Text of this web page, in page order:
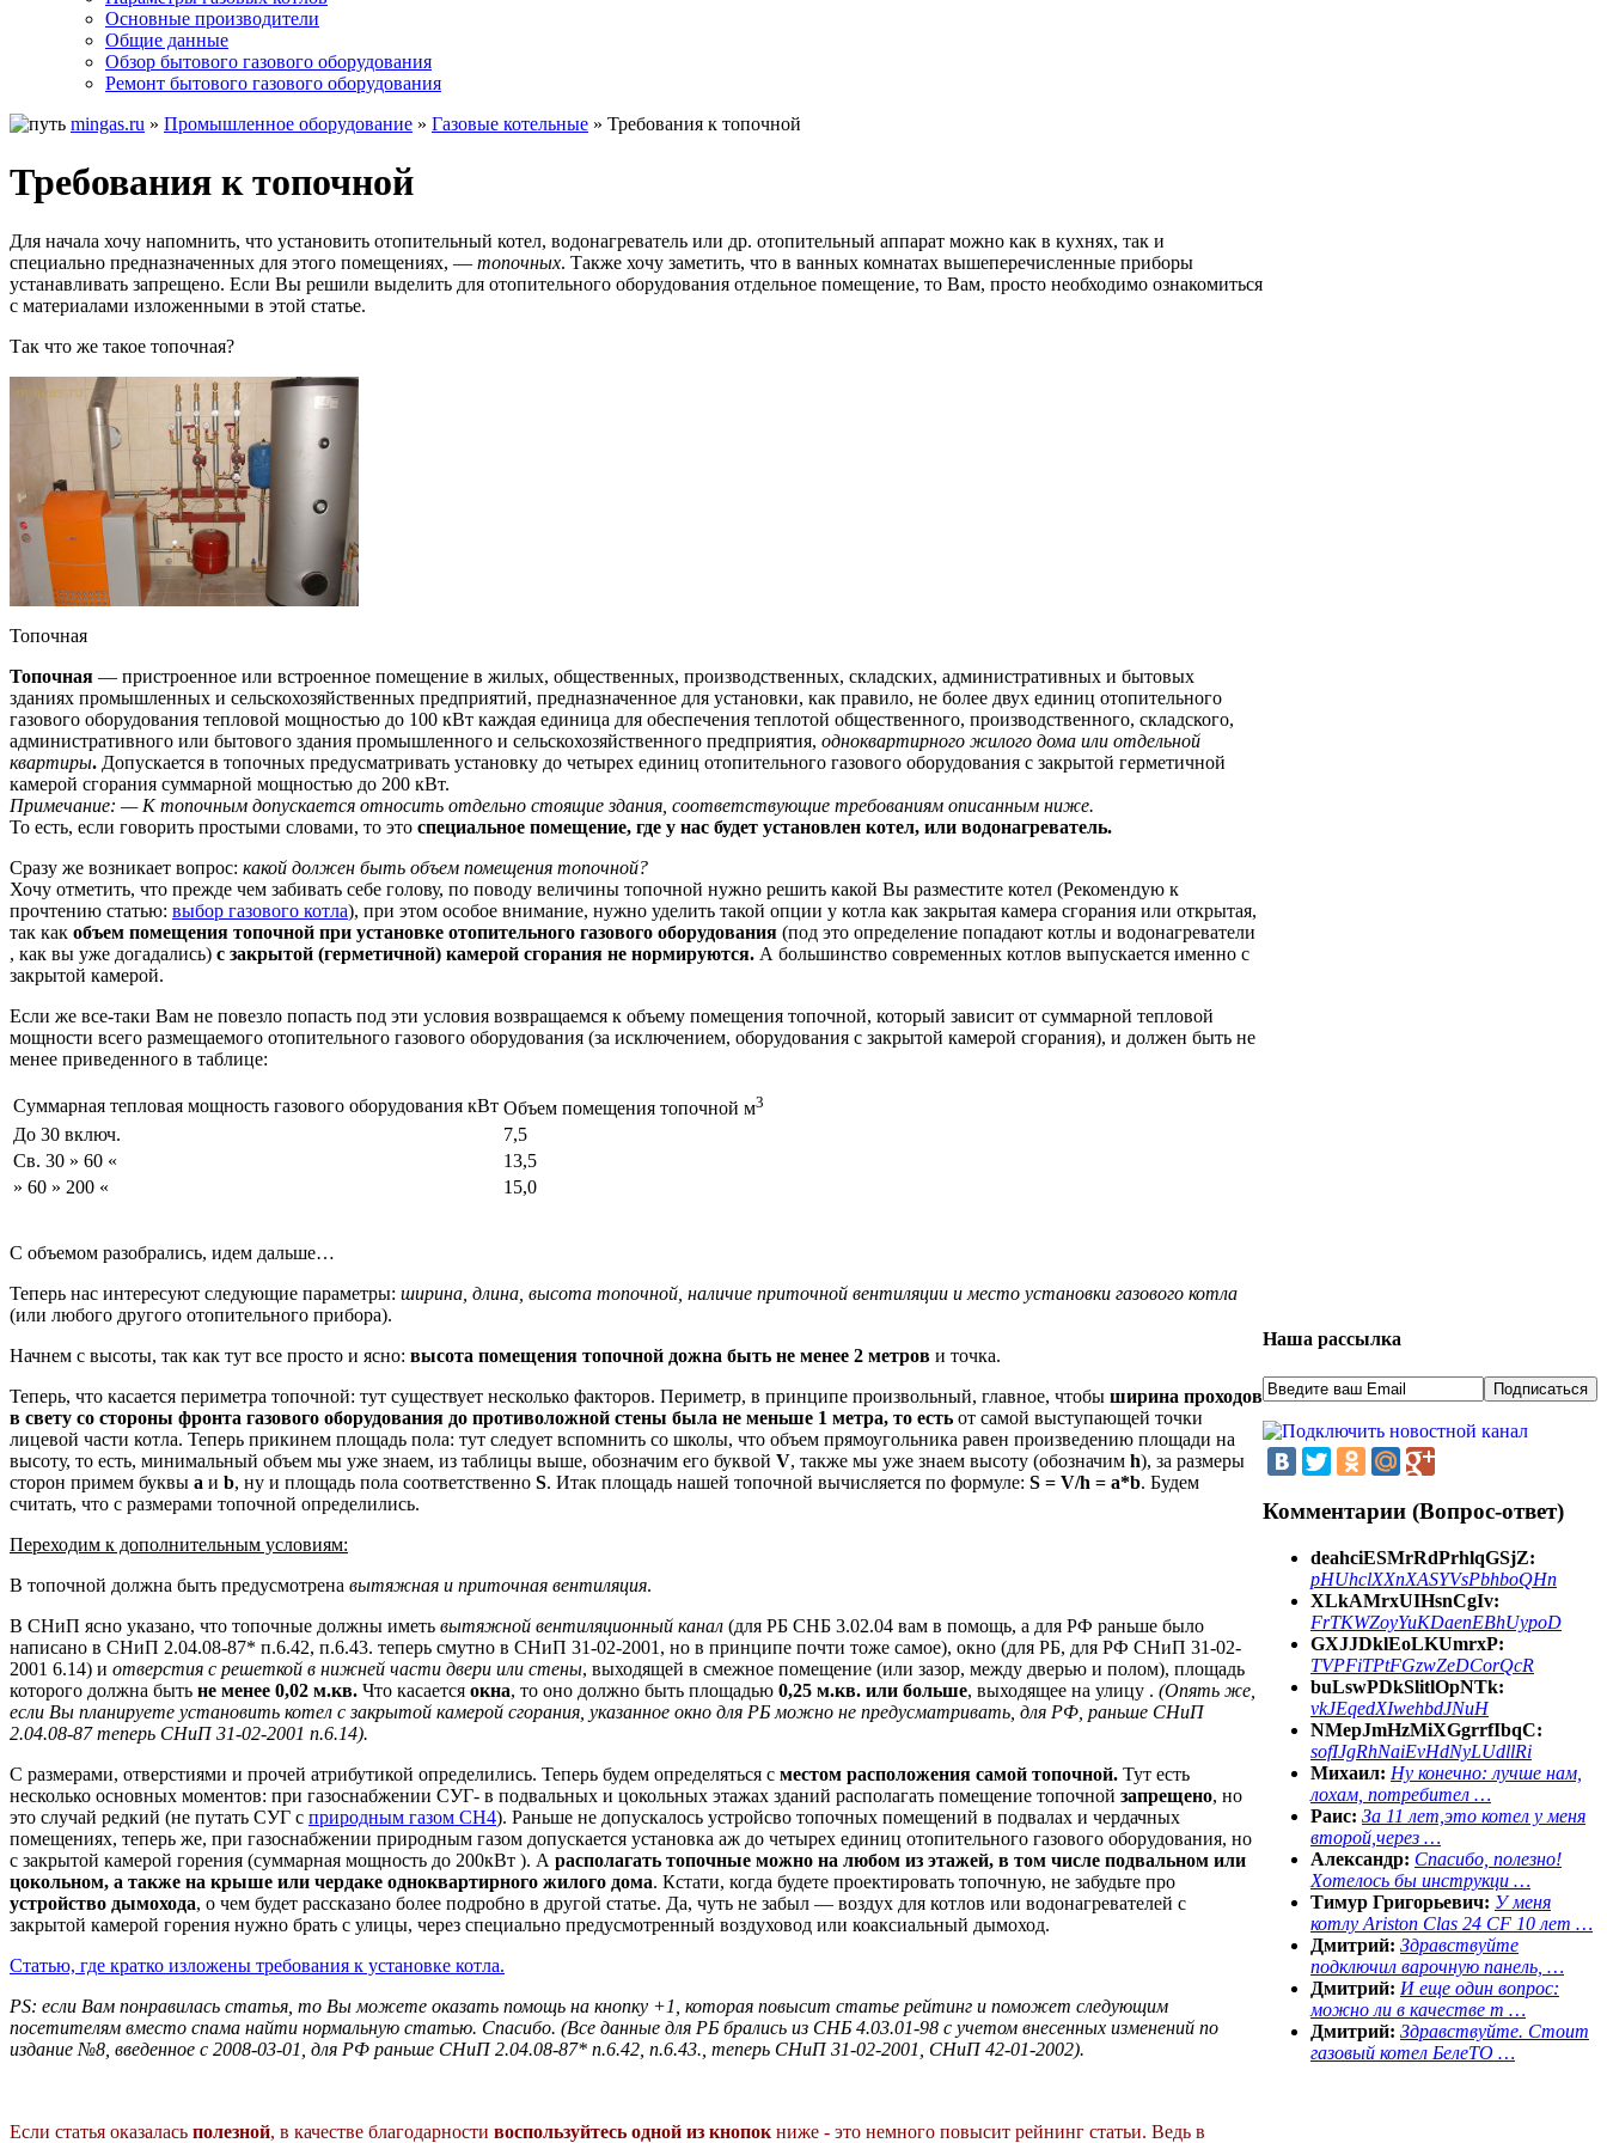
Основные производители
Общие данные
Обзор бытового газового оборудования
Ремонт бытового газового оборудования
mingas.ru » Промышленное оборудование » Газовые котельные » Требования к топочной
Требования к топочной
Для начала хочу напомнить, что установить отопительный котел, водонагреватель или др. отопительный аппарат можно как в кухнях, так и
специально предназначенных для этого помещениях, — топочных. Также хочу заметить, что в ванных комнатах вышеперечисленные приборы
устанавливать запрещено. Если Вы решили выделить для отопительного оборудования отдельное помещение, то Вам, просто необходимо ознакомиться
с материалами изложенными в этой статье.
Так что же такое топочная?
Топочная
Топочная — пристроенное или встроенное помещение в жилых, общественных, производственных, складских, административных и бытовых
зданиях промышленных и сельскохозяйственных предприятий, предназначенное для установки, как правило, не более двух единиц отопительного
газового оборудования тепловой мощностью до 100 кВт каждая единица для обеспечения теплотой общественного, производственного, складского,
административного или бытового здания промышленного и сельскохозяйственного предприятия, одноквартирного жилого дома или отдельной
квартиры. Допускается в топочных предусматривать установку до четырех единиц отопительного газового оборудования с закрытой герметичной
камерой сгорания суммарной мощностью до 200 кВт.
Примечание: — К топочным допускается относить отдельно стоящие здания, соответствующие требованиям описанным ниже.
То есть, если говорить простыми словами, то это специальное помещение, где у нас будет установлен котел, или водонагреватель.
Сразу же возникает вопрос: какой должен быть объем помещения топочной?
Хочу отметить, что прежде чем забивать себе голову, по поводу величины топочной нужно решить какой Вы разместите котел (Рекомендую к
прочтению статью: выбор газового котла), при этом особое внимание, нужно уделить такой опции у котла как закрытая камера сгорания или открытая,
так как объем помещения топочной при установке отопительного газового оборудования (под это определение попадают котлы и водонагреватели
, как вы уже догадались) с закрытой (герметичной) камерой сгорания не нормируются. А большинство современных котлов выпускается именно с
закрытой камерой.
Если же все-таки Вам не повезло попасть под эти условия возвращаемся к объему помещения топочной, который зависит от суммарной тепловой
мощности всего размещаемого отопительного газового оборудования (за исключением, оборудования с закрытой камерой сгорания), и должен быть не
менее приведенного в таблице:
Суммарная тепловая мощность газового оборудования кВт Объем помещения топочной м3
До 30 включ.
7,5
Св. 30 » 60 «
13,5
» 60 » 200 «
15,0
С объемом разобрались, идем дальше…
Теперь нас интересуют следующие параметры: ширина, длина, высота топочной, наличие приточной вентиляции и место установки газового котла
(или любого другого отопительного прибора).
Начнем с высоты, так как тут все просто и ясно: высота помещения топочной дожна быть не менее 2 метров и точка.
Теперь, что касается периметра топочной: тут существует несколько факторов. Периметр, в принципе произвольный, главное, чтобы ширина проходов
в свету со стороны фронта газового оборудования до противоложной стены была не меньше 1 метра, то есть от самой выступающей точки
лицевой части котла. Теперь прикинем площадь пола: тут следует вспомнить со школы, что объем прямоугольника равен произведению площади на
высоту, то есть, минимальный объем мы уже знаем, из таблицы выше, обозначим его буквой V, также мы уже знаем высоту (обозначим h), за размеры
сторон примем буквы a и b, ну и площадь пола соответственно S. Итак площадь нашей топочной вычисляется по формуле: S = V/h = a*b. Будем
считать, что с размерами топочной определились.
Переходим к дополнительным условиям:
В топочной должна быть предусмотрена вытяжная и приточная вентиляция.
В СНиП ясно указано, что топочные должны иметь вытяжной вентиляционный канал (для РБ СНБ 3.02.04 вам в помощь, а для РФ раньше было
написано в СНиП 2.04.08-87* п.6.42, п.6.43. теперь смутно в СНиП 31-02-2001, но в принципе почти тоже самое), окно (для РБ, для РФ СНиП 31-02-
2001 6.14) и отверстия с решеткой в нижней части двери или стены, выходящей в смежное помещение (или зазор, между дверью и полом), площадь
которого должна быть не менее 0,02 м.кв. Что касается окна, то оно должно быть площадью 0,25 м.кв. или больше, выходящее на улицу . (Опять же,
если Вы планируете установить котел с закрытой камерой сгорания, указанное окно для РБ можно не предусматривать, для РФ, раньше СНиП
2.04.08-87 теперь СНиП 31-02-2001 п.6.14).
С размерами, отверстиями и прочей атрибутикой определились. Теперь будем определяться с местом расположения самой топочной. Тут есть
несколько основных моментов: при газоснабжении СУГ- в подвальных и цокольных этажах зданий располагать помещение топочной запрещено, но
это случай редкий (не путать СУГ с природным газом CH4). Раньше не допускалось устройсво топочных помещений в подвалах и чердачных
помещениях, теперь же, при газоснабжении природным газом допускается установка аж до четырех единиц отопительного газового оборудования, но
с закрытой камерой горения (суммарная мощность до 200кВт ). А располагать топочные можно на любом из этажей, в том числе подвальном или
цокольном, а также на крыше или чердаке одноквартирного жилого дома. Кстати, когда будете проектировать топочную, не забудьте про
устройство дымохода, о чем будет рассказано более подробно в другой статье. Да, чуть не забыл — воздух для котлов или водонагревателей с
закрытой камерой горения нужно брать с улицы, через специально предусмотренный воздуховод или коаксиальный дымоход.
Статью, где кратко изложены требования к установке котла.
PS: если Вам понравилась статья, то Вы можете оказать помощь на кнопку +1, которая повысит статье рейтинг и поможет следующим
посетителям вместо спама найти нормальную статью. Спасибо. (Все данные для РБ брались из СНБ 4.03.01-98 с учетом внесенных изменений по
издание №8, введенное с 2008-03-01, для РФ раньше СНиП 2.04.08-87* п.6.42, п.6.43., теперь СНиП 31-02-2001, СНиП 42-01-2002).
Если статья оказалась полезной, в качестве благодарности воспользуйтесь одной из кнопок ниже - это немного повысит рейнинг статьи. Ведь в
Наша рассылка
Комментарии (Вопрос-ответ)
deahciESMrRdPrhlqGSjZ:
pHUhclXXnXASYVsPbhboQHn
XLkAMrxUIHsnCgIv:
FrTKWZoyYuKDaenEBhUypoD
GXJJDklEoLKUmrxP:
TVPFiTPtFGzwZeDCorQcR
buLswPDkSlitlOpNTk:
vkJEqedXIwehbdJNuH
NMepJmHzMiXGgrrfIbqC:
sofIJgRhNaiEvHdNyLUdllRi
Михаил: Ну конечно: лучше нам,
лохам, потребител …
Раис: За 11 лет,это котел у меня
второй,через …
Александр: Спасибо, полезно!
Хотелось бы инструкци …
Тимур Григорьевич: У меня
котлу Ariston Clas 24 CF 10 лет …
Дмитрий: Здравствуйте
подключил варочную панель, …
Дмитрий: И еще один вопрос:
можно ли в качестве т …
Дмитрий: Здравствуйте. Стоит
газовый котел БелеТО …